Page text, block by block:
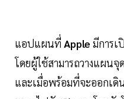
แอปแผนที่ Apple มีการเ
โดยผู้ใช้สามารถวางแผน
และเมื่อพร้อมที่จะออกเดิ